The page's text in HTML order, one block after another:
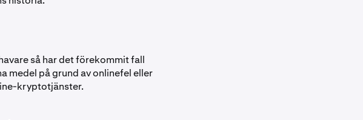
så har det förekommit fall
medel på grund av onlinefel eller
kryptotjänster.